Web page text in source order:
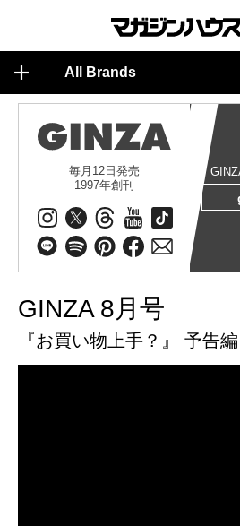
All Brands
毎月12日発売
1997年創刊
GINZA 8月号
『お買い物上手？』 予告編